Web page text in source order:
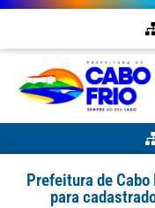
Prefeitura de
para